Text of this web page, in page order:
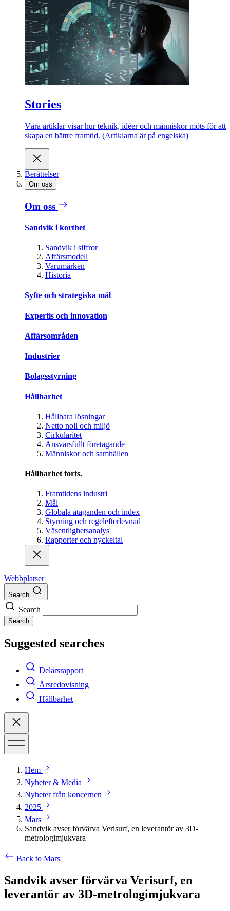
Stories
Våra artiklar visar hur teknik, idéer och människor möts för att
skapa en bättre framtid. (Artiklarna är på engelska)
Berättelser
Om oss
Om oss
Sandvik i korthet
Sandvik i siffror
Affärsmodell
Varumärken
Historia
Syfte och strategiska mål
Expertis och innovation
Affärsområden
Industrier
Bolagsstyrning
Hållbarhet
Hållbara lösningar
Netto noll och miljö
Cirkularitet
Ansvarsfullt företagande
Människor och samhällen
Hållbarhet forts.
Framtidens industri
Mål
Globala åtaganden och index
Styrning och regelefterlevnad
Väsentlighetsanalys
Rapporter och nyckeltal
Webbplatser
Search
Search
Search
Suggested searches
Delårsrapport
Årsredovisning
Hållbarhet
Hem
Nyheter & Media
Nyheter från koncernen
2025
Mars
Sandvik avser förvärva Verisurf, en leverantör av 3D-
metrologimjukvara
Back to Mars
Sandvik avser förvärva Verisurf, en
leverantör av 3D-metrologimjukvara